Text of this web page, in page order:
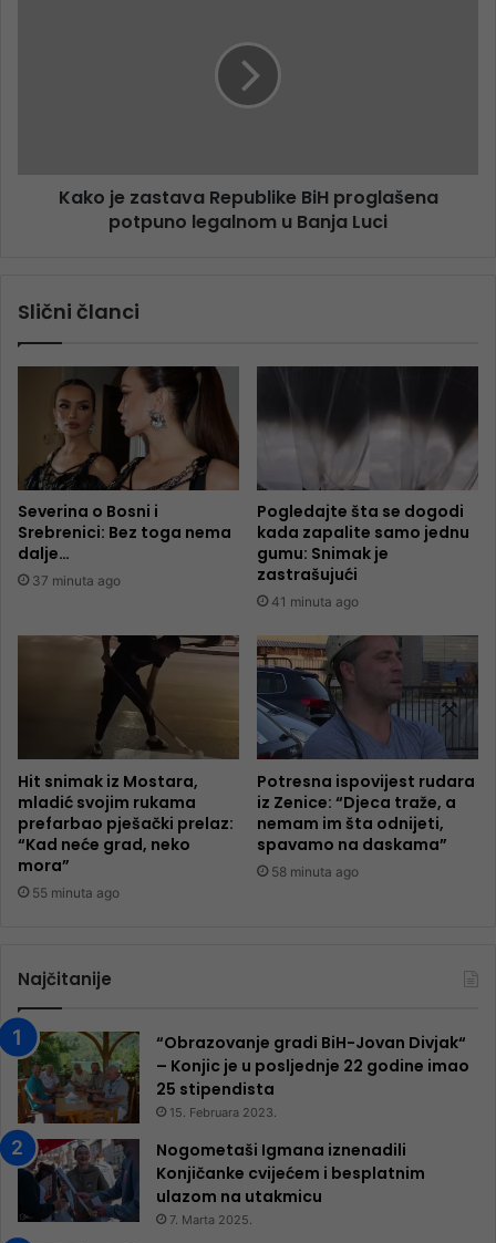
Kako je zastava Republike BiH proglašena
potpuno legalnom u Banja Luci
Slični članci
Severina o Bosni i
Srebrenici: Bez toga nema
dalje…
37 minuta ago
Pogledajte šta se dogodi
kada zapalite samo jednu
gumu: Snimak je
zastrašujući
41 minuta ago
Hit snimak iz Mostara,
mladić svojim rukama
prefarbao pješački prelaz:
“Kad neće grad, neko
mora”
55 minuta ago
Potresna ispovijest rudara
iz Zenice: “Djeca traže, a
nemam im šta odnijeti,
spavamo na daskama”
58 minuta ago
Najčitanije
“Obrazovanje gradi BiH-Jovan Divjak“
– Konjic je u posljednje 22 godine imao
25 ​​stipendista
15. Februara 2023.
Nogometaši Igmana iznenadili
Konjičanke cvijećem i besplatnim
ulazom na utakmicu
7. Marta 2025.